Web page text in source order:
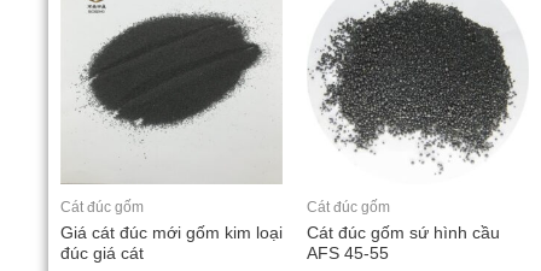
Cát đúc gốm
Giá cát đúc mới gốm kim loại
đúc giá cát
Cát đúc gốm
Cát đúc gốm sứ hình cầu
AFS 45-55